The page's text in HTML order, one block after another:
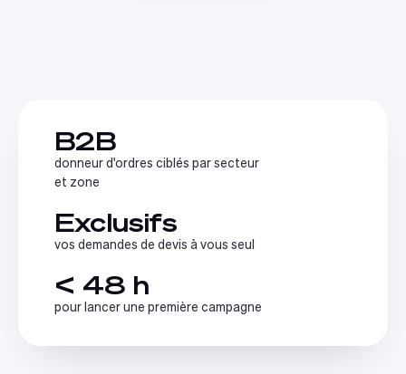
B2B
donneur d'ordres ciblés par secteur
et zone
Exclusifs
vos demandes de devis à vous seul
< 48 h
pour lancer une première campagne